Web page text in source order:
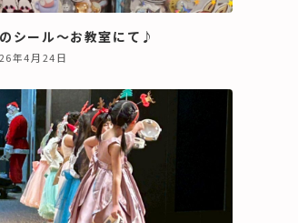
シール～お教室にて♪
年4月24日